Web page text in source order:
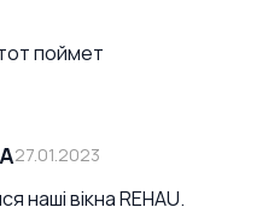
поймет
27.01.2023
наші вікна REHAU.